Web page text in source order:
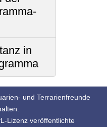
in
und Terrarienfreunde
Lizenz veröffentlichte